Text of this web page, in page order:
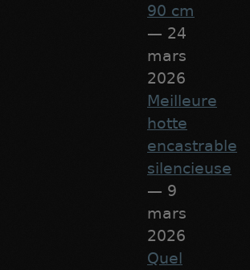
90 cm
— 24
mars
2026
Meilleure
hotte
encastrable
silencieuse
— 9
mars
2026
Quel